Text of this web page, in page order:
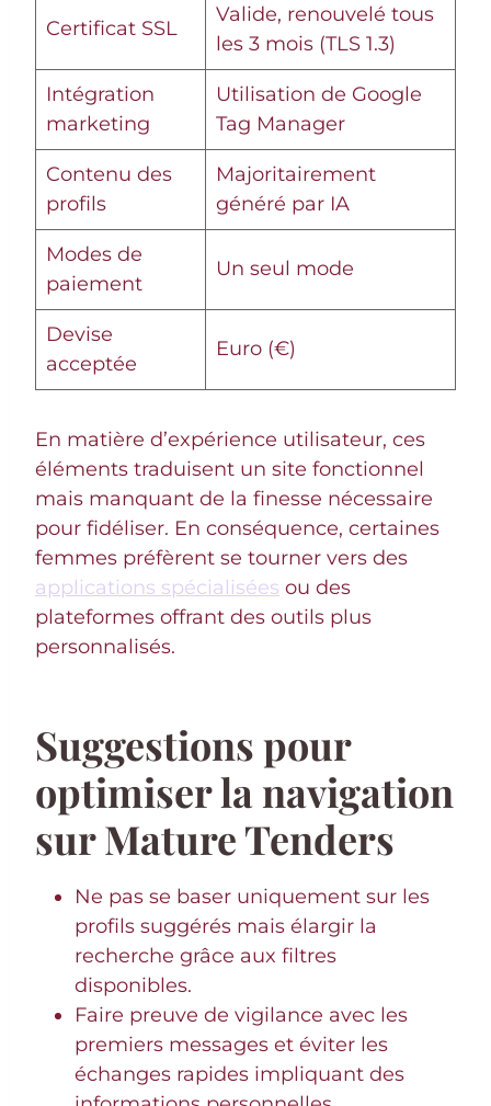
Certificat SSL
Valide, renouvelé tous
les 3 mois (TLS 1.3)
Intégration
marketing
Utilisation de Google
Tag Manager
Contenu des
profils
Majoritairement
généré par IA
Modes de
paiement
Un seul mode
Devise
acceptée
Euro (€)
En matière d’expérience utilisateur, ces
éléments traduisent un site fonctionnel
mais manquant de la finesse nécessaire
pour fidéliser. En conséquence, certaines
femmes préfèrent se tourner vers des
applications spécialisées ou des
plateformes offrant des outils plus
personnalisés.
Suggestions pour
optimiser la navigation
sur Mature Tenders
Ne pas se baser uniquement sur les
profils suggérés mais élargir la
recherche grâce aux filtres
disponibles.
Faire preuve de vigilance avec les
premiers messages et éviter les
échanges rapides impliquant des